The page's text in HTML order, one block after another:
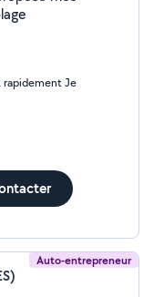
Je
Auto-entrepreneur